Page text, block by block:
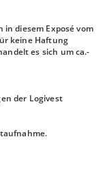
diesem Exposé vom
keine Haftung
es sich um ca.-
der Logivest